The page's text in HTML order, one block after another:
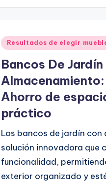
Posted
Resultados de elegir
Bancos De Jardín
Ahorro de
práctico
Los bancos de jardín con
solución innovadora que
funcionalidad,
exterior organizado y